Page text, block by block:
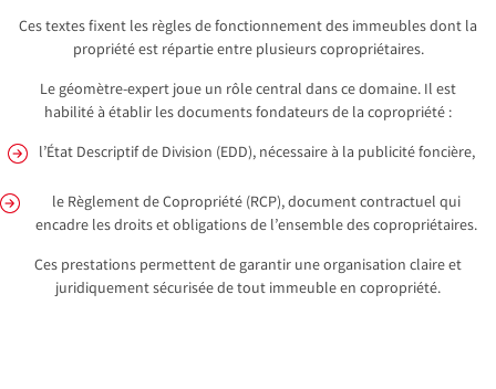
Ces textes fixent les règles de fonctionnement des immeubles dont la
propriété est répartie entre plusieurs copropriétaires.
Le géomètre-expert joue un rôle central dans ce domaine. Il est
habilité à établir les documents fondateurs de la copropriété :
l’État Descriptif de Division (EDD), nécessaire à la publicité foncière,
le Règlement de Copropriété (RCP), document contractuel qui
encadre les droits et obligations de l’ensemble des copropriétaires.
Ces prestations permettent de garantir une organisation claire et
juridiquement sécurisée de tout immeuble en copropriété.